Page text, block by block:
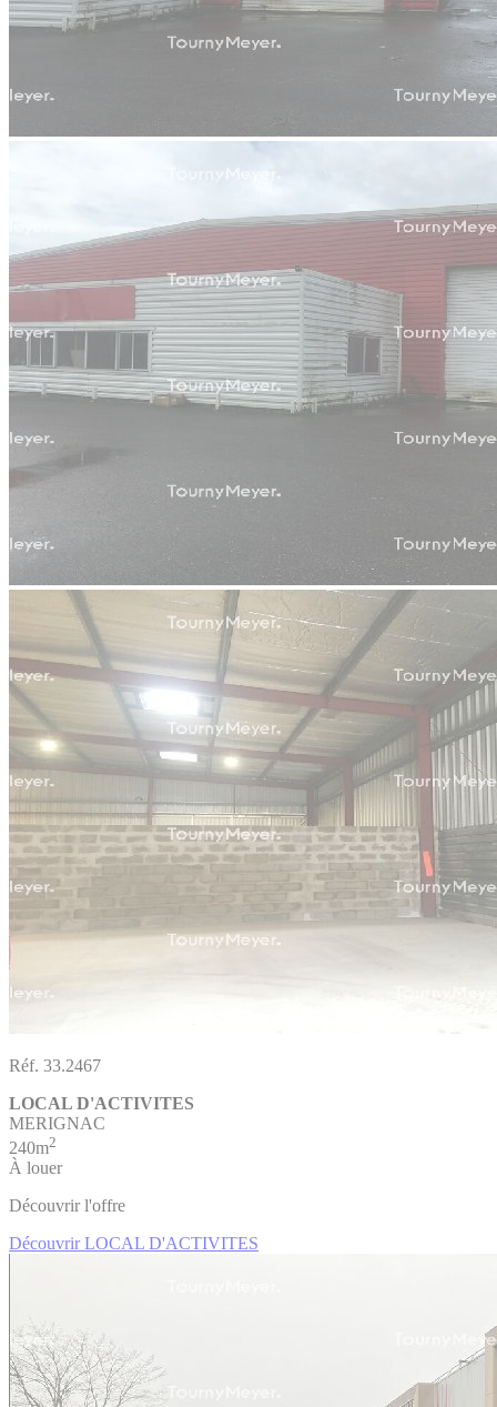
Réf. 33.2467
LOCAL D'ACTIVITES
MERIGNAC
240m2
À louer
Découvrir l'offre
Découvrir LOCAL D'ACTIVITES